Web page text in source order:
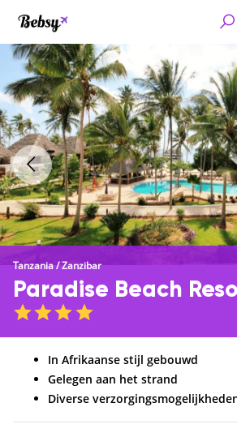
Tanzania/Zanzibar
Paradise Beach
In Afrikaanse stijl gebouwd
Gelegen aan het strand
Diverse